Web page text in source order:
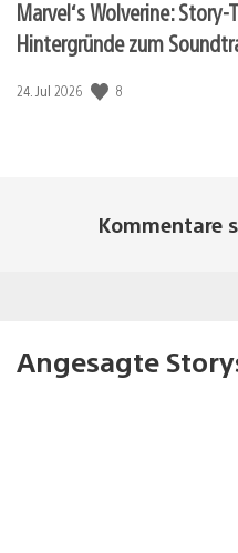
Marvel‘s Wolverine:
Hintergründe zum
Veröffentlichungsdatum:
24. Jul 2026 8
Kommentare
Angesagte